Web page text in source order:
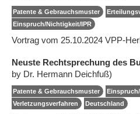
Patente & Gebrauchsmuster
Einspruch/Nichtigkeit/IPR
Vortrag vom 25.10.2024 VPP-
Neuste Rechtsprechung des
by Dr. Hermann Deichfuß)
Patente & Gebrauchsmuster
Verletzungsverfahren
Deutschland